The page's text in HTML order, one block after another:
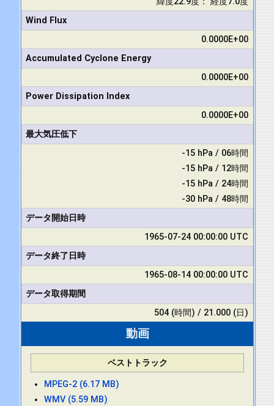
Wind Flux
0.0000E+00
Accumulated Cyclone Energy
0.0000E+00
Power Dissipation Index
0.0000E+00
最大気圧低下
-15 hPa / 06時間
-15 hPa / 12時間
-15 hPa / 24時間
-30 hPa / 48時間
データ開始日時
1965-07-24 00:00:00 UTC
データ終了日時
1965-08-14 00:00:00 UTC
データ取得期間
504 (時間) / 21.000 (日)
動画
ベストトラック
MPEG-2 (6.17 MB)
WMV (5.59 MB)